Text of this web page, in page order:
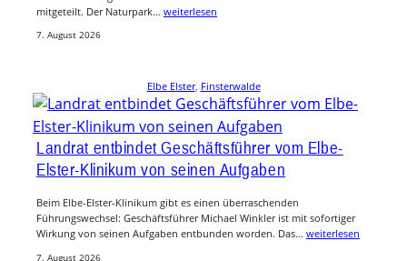
mitgeteilt. Der Naturpark… weiterlesen
7. August 2026
Elbe Elster, Finsterwalde
Landrat entbindet Geschäftsführer vom Elbe-
Elster-Klinikum von seinen Aufgaben
Beim Elbe-Elster-Klinikum gibt es einen überraschenden
Führungswechsel: Geschäftsführer Michael Winkler ist mit sofortiger
Wirkung von seinen Aufgaben entbunden worden. Das… weiterlesen
7. August 2026